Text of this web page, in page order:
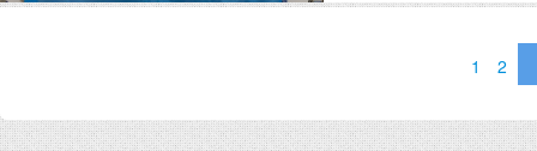
1 2